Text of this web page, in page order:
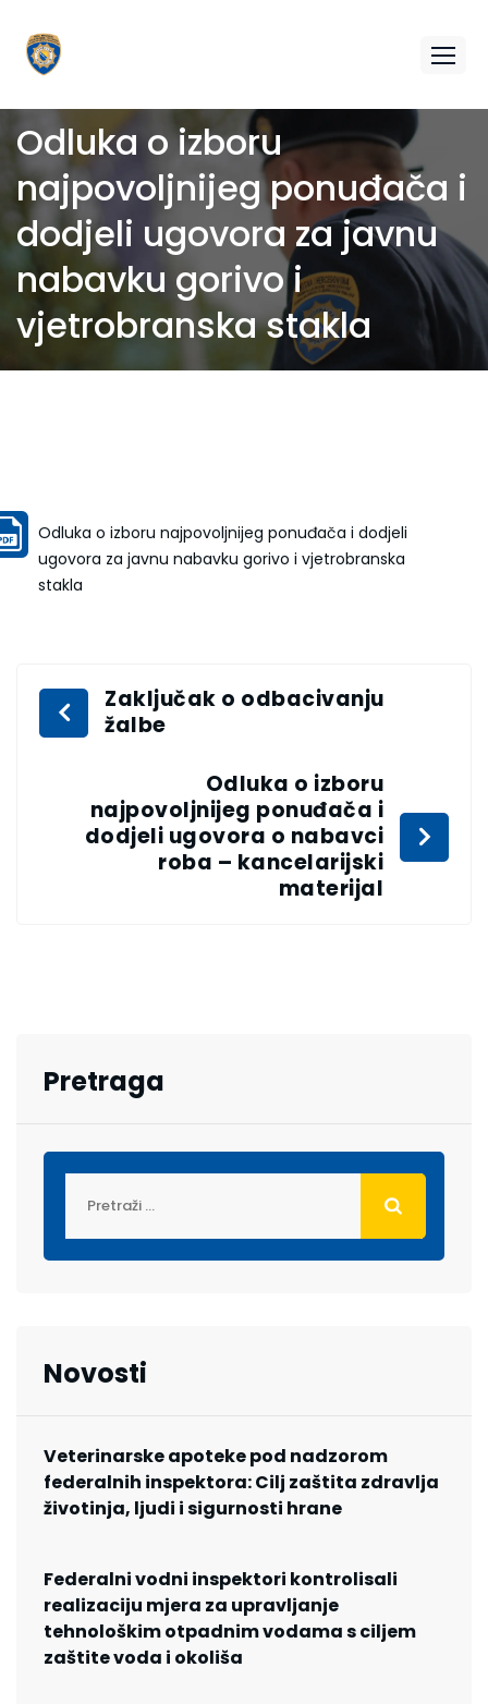
Odluka o izboru
najpovoljnijeg ponuđača i
dodjeli ugovora za javnu
nabavku gorivo i
vjetrobranska stakla
Odluka o izboru najpovoljnijeg ponuđača i dodjeli
ugovora za javnu nabavku gorivo i vjetrobranska
stakla
Zaključak o odbacivanju
žalbe
Odluka o izboru
najpovoljnijeg ponuđača i
dodjeli ugovora o nabavci
roba – kancelarijski
materijal
Pretraga
Novosti
Veterinarske apoteke pod nadzorom
federalnih inspektora: Cilj zaštita zdravlja
životinja, ljudi i sigurnosti hrane
Federalni vodni inspektori kontrolisali
realizaciju mjera za upravljanje
tehnološkim otpadnim vodama s ciljem
zaštite voda i okoliša